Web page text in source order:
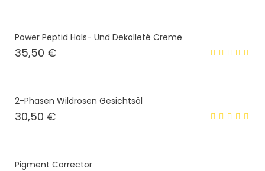
Power Peptid Hals- Und Dekolleté Creme
35,50 €Preis
2-Phasen Wildrosen Gesichtsöl
30,50 €Preis
Pigment Corrector